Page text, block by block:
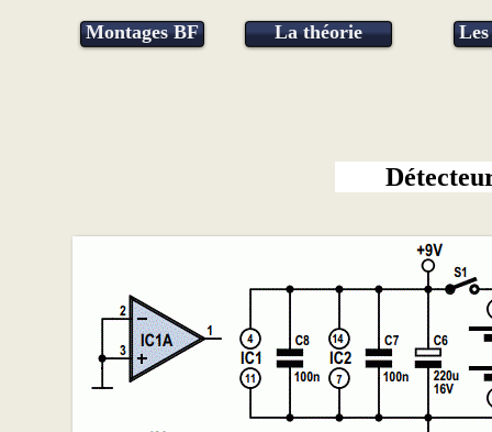
Montages BF La théorie